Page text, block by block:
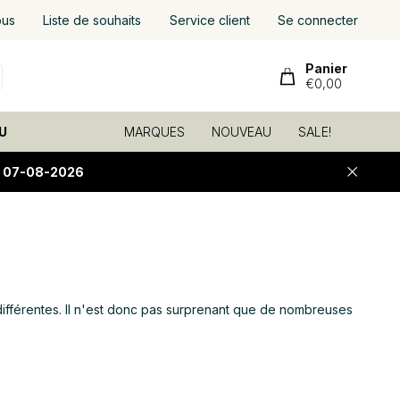
Liste de souhaits Service client Se connecter
Panier
€0,00
MARQUES NOUVEAU SALE!
07-08-2026
Il n'est donc pas surprenant que de nombreuses